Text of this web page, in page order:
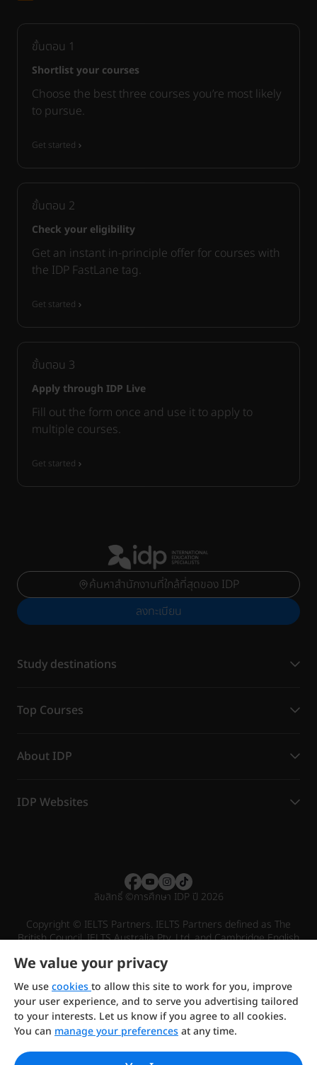
ขั้นตอน 1
Shortlist your courses
Choose the best three courses you’re most likely
to pursue.
Get started
ขั้นตอน 2
Check your eligibility
Get an instant in-principle offer for courses with
the IDP FastLane tag.
Get started
ขั้นตอน 3
Apply through IDP Live
Fill out the form once and use it to apply to
multiple courses.
Get started
ค้นหาสำนักงานที่ใกล้ที่สุดของ IDP
ลงทะเบียน
Study destinations
Top Courses
About IDP
IDP Websites
ลิขสิทธิ์©การศึกษา IDP ปี 2026
Copyright © IELTS Partners. IELTS Partners defined as The
British Council, IELTS Australia Pty. Ltd. and Cambridge English
Investors
Terms of use Privacy policy Disclaimer
We value your privacy
We usecookiesto allow this site to work for you, improve
your user experience, and to serve you advertising tailored
to your interests. Let us know if you agree to all cookies.
You can manage your preferencesat any time.